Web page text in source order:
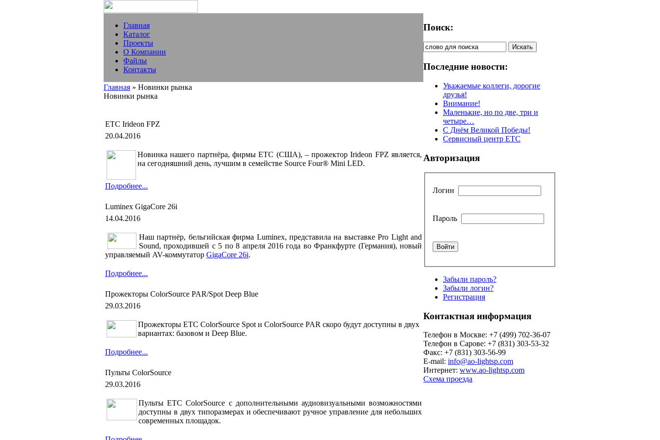
Главная
Каталог
Проекты
О Компании
Файлы
Контакты
Главная » Новинки рынка
Новинки рынка
ETC Irideon FPZ
20.04.2016
Новинка нашего партнёра, фирмыЕТС (США), – прожекторIrideon FPZ является,
на сегодняшний день, лучшим в семействе Source Four® Mini LED.
Подробнее...
Luminex GigaCore 26i
14.04.2016
Наш партнёр, бельгийская фирма Luminex, представила на выставке Pro Light and
Sound, проходившей с 5 по 8 апреля 2016 года во Франкфурте (Германия), новый
управляемый AV-коммутатор GigaCore 26i.
Подробнее...
Прожекторы ColorSource PAR/Spot Deep Blue
29.03.2016
Прожекторы ETC ColorSource Spot и ColorSource PAR скоро будут доступны в двух
вариантах: базовом и Deep Blue.
Подробнее...
Пульты ColorSource
29.03.2016
ПультыETC ColorSource с дополнительными аудиовизуальными возможностями
доступны в двух типоразмерах и обеспечивают ручное управление для небольших
современных площадок.
Поиск:
Последние новости:
Уважаемые коллеги, дорогие
друзья!
Внимание!
Маленькие, но по две, три и
четыре…
С Днём Великой Победы!
Сервисный центр ETC
Авторизация
Логин
Пароль
Забыли пароль?
Забыли логин?
Регистрация
Контактная информация
Телефон в Москве: +7 (499) 702-36-07
Телефон в Сарове: +7 (831) 303-53-32
Факс: +7 (831) 303-56-99
E-mail: info@ao-lightsp.com
Интернет: www.ao-lightsp.com
Схема проезда